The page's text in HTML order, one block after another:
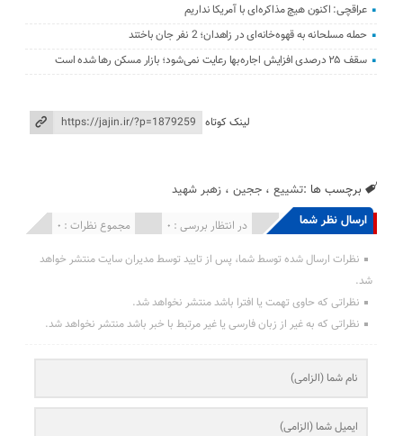
عراقچی: اکنون هیچ مذاکره‌ای با آمریکا نداریم
حمله مسلحانه به قهوه‌خانه‌ای در زاهدان؛ 2 نفر جان باختند
سقف ۲۵ درصدی افزایش اجاره‌بها رعایت نمی‌شود؛ بازار مسکن رها شده است
لینک کوتاه
برچسب ها :تشییع ،ججین ،زهبر شهید
ارسال نظر شما مجموع نظرات : 0 در انتظار بررسی : 0 انتشار یافته : 0
نظرات ارسال شده توسط شما، پس از تایید توسط مدیران سایت منتشر خواهد
شد.
نظراتی که حاوی تهمت یا افترا باشد منتشر نخواهد شد.
نظراتی که به غیر از زبان فارسی یا غیر مرتبط با خبر باشد منتشر نخواهد شد.